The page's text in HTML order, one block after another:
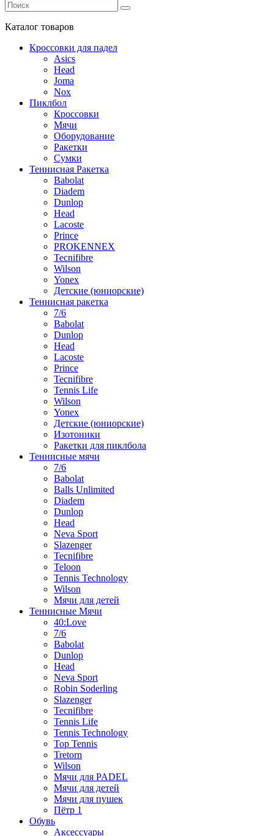
Каталог товаров
Кроссовки для падел
Asics
Head
Joma
Nox
Пиклбол
Кроссовки
Мячи
Оборудование
Ракетки
Сумки
Теннисная Ракетка
Babolat
Diadem
Dunlop
Head
Lacoste
Prince
PROKENNEX
Tecnifibre
Wilson
Yonex
Детские (юниорские)
Теннисная ракетка
7/6
Babolat
Dunlop
Head
Lacoste
Prince
Tecnifibre
Tennis Life
Wilson
Yonex
Детские (юниорские)
Изотоники
Ракетки для пиклбола
Теннисные мячи
7/6
Babolat
Balls Unlimited
Diadem
Dunlop
Head
Neva Sport
Slazenger
Tecnifibre
Teloon
Tennis Technology
Wilson
Мячи для детей
Теннисные Мячи
40:Love
7/6
Babolat
Dunlop
Head
Neva Sport
Robin Soderling
Slazenger
Tecnifibre
Tennis Life
Tennis Technology
Top Tennis
Tretorn
Wilson
Мячи для PADEL
Мячи для детей
Мячи для пушек
Пётр 1
Обувь
Аксессуары